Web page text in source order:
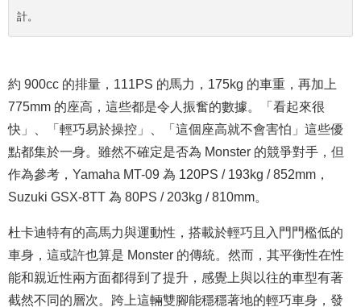
計。
約 900cc 的排量，111PS 的馬力，175kg 的車重，再加上
775mm 的座高，這些都是令人振奮的數據。「看起來很
快」、「輕巧易於操控」、「這個座高就不會害怕」這些優
點都集於一身。雖然不確定是否為 Monster 的競爭對手，但
作為參考，Yamaha MT-09 為 120PS / 193kg / 852mm，
Suzuki GSX-8TT 為 80PS / 203kg / 810mm。
杜卡迪特有的高馬力與運動性，搭載於輕巧且入門門檻低的
車身，這或許也算是 Monster 的傳統。然而，其平衡性在性
能和親近性兩方面都得到了提升，感覺上與以往的車型有著
截然不同的層次。跨上這輛雙腳能穩穩著地的輕巧車身，發